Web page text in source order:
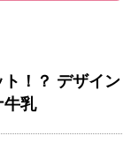
！？ デザイン
牛乳